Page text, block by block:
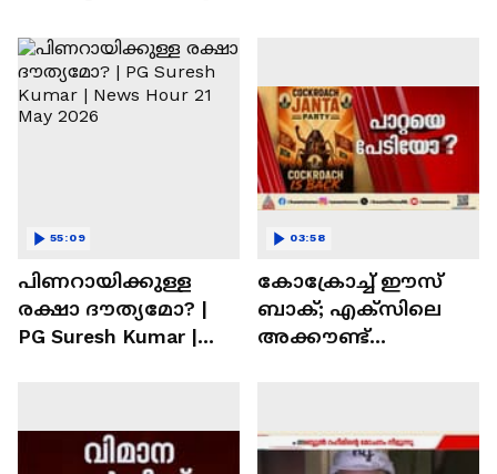
പിണറായിക്കുള്ള
രക്ഷാ ദൗത്യമോ? |
PG Suresh Kumar |
55:09
കോക്രോച്ച് ഈസ്
ബാക്; എക്‌സിലെ
അക്കൗണ്ട്
account
03:58